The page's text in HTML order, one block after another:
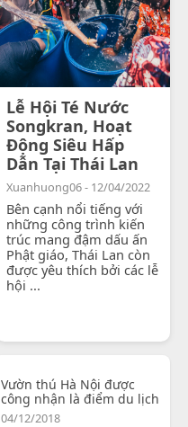
Lễ Hội Té Nước
Songkran, Hoạt
Động Siêu Hấp
Dẫn Tại Thái Lan
Xuanhuong06 - 12/04/2022
Bên cạnh nổi tiếng với
những công trình kiến
trúc mang đậm dấu ấn
Phật giáo, Thái Lan còn
được yêu thích bởi các lễ
hội ...
Vườn thú Hà Nội được
công nhận là điểm du lịch
04/12/2018